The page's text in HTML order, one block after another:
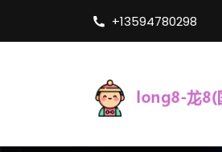
+13594780298